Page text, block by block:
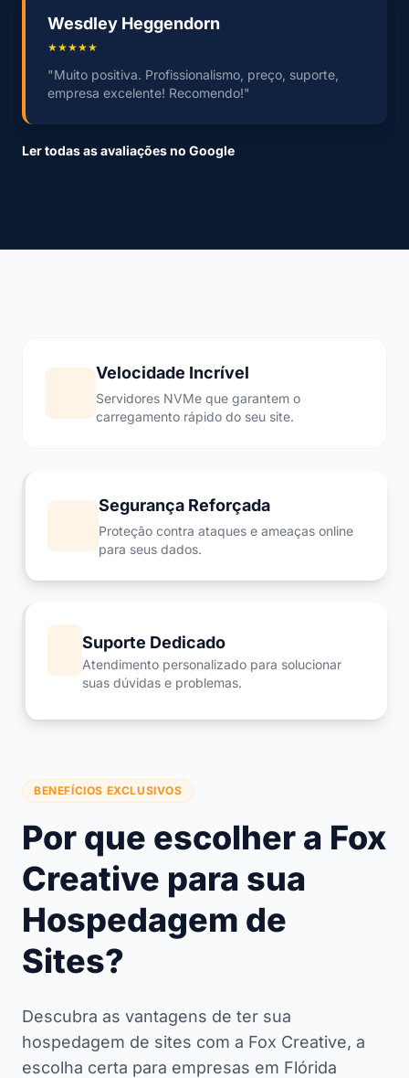
Wesdley Heggendorn
★★★★★
"Muito positiva. Profissionalismo, preço, suporte,
empresa excelente! Recomendo!"
Ler todas as avaliações no Google
Velocidade Incrível
Servidores NVMe que garantem o
carregamento rápido do seu site.
Segurança Reforçada
Proteção contra ataques e ameaças online
para seus dados.
Suporte Dedicado
Atendimento personalizado para solucionar
suas dúvidas e problemas.
BENEFÍCIOS EXCLUSIVOS
Por que escolher a Fox
Creative para sua
Hospedagem de
Sites?
Descubra as vantagens de ter sua
hospedagem de sites com a Fox Creative, a
escolha certa para empresas em Flórida